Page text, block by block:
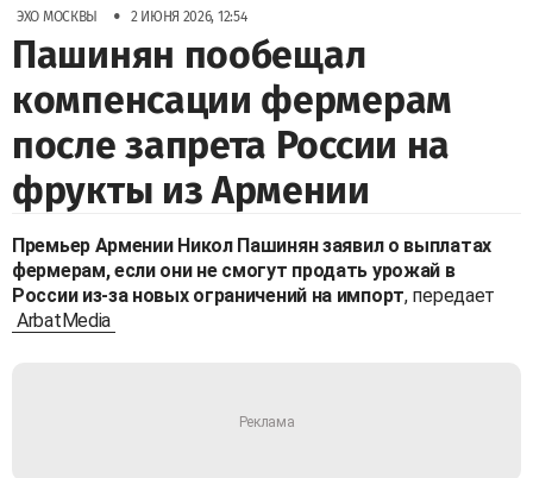
ЭХО МОСКВЫ • 2 ИЮНЯ 2026, 12:54
Пашинян пообещал
компенсации фермерам
после запрета России на
фрукты из Армении
Премьер Армении Никол Пашинян заявил о выплатах
фермерам, если они не смогут продать урожай в
России из-за новых ограничений на импорт, передает
ArbatMedia